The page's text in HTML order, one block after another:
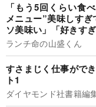
「もう5回くらい食
メニュー”美味しす
ソ美味い」「好きす
ランチ命の山盛くん
すさまじく仕事がで
ト1
ダイヤモンド社書籍編